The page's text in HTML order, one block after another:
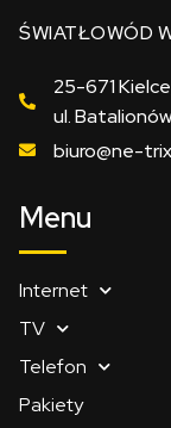
ŚWIATŁOWÓD
25-671
ul.
biuro@ne-
Menu
Internet
TV
Telefon
Pakiety